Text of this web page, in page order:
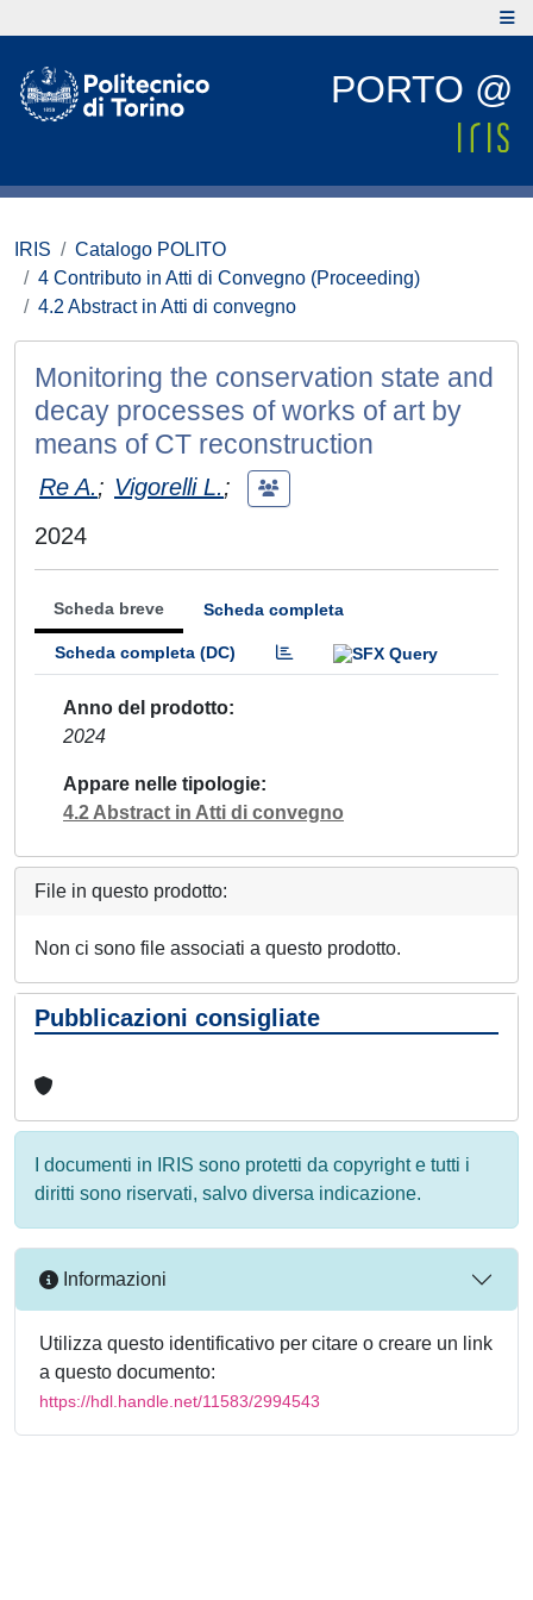
PORTO @
IRIS
Catalogo POLITO
4 Contributo in Atti di Convegno (Proceeding)
4.2 Abstract in Atti di convegno
Monitoring the conservation state and
decay processes of works of art by
means of CT reconstruction
Re A.; Vigorelli L.;
2024
Scheda breve Scheda completa
Scheda completa (DC)
Anno del prodotto
2024
Appare nelle tipologie
4.2 Abstract in Atti di convegno
File in questo prodotto:
Non ci sono file associati a questo prodotto.
Pubblicazioni consigliate
I documenti in IRIS sono protetti da copyright e tutti i
diritti sono riservati, salvo diversa indicazione.
Informazioni
Utilizza questo identificativo per citare o creare un link
a questo documento:
https://hdl.handle.net/11583/2994543